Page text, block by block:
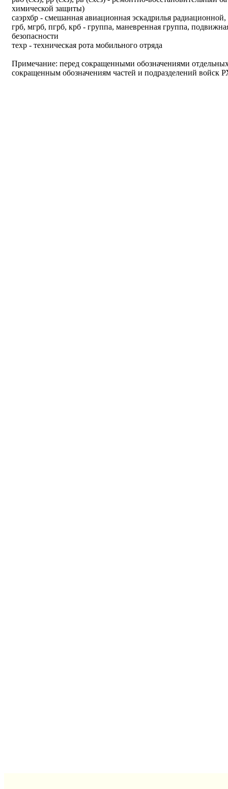
химической защиты)
саэрхбр - смешанная авиационная эскадрилья
грб, мгрб, пгрб, крб - группа, маневренная группа,
безопасности
техр - техническая рота мобильного отряда
Примечание: перед сокращенными обозначениями отдельных
сокращенным обозначениям частей и подразделений войск